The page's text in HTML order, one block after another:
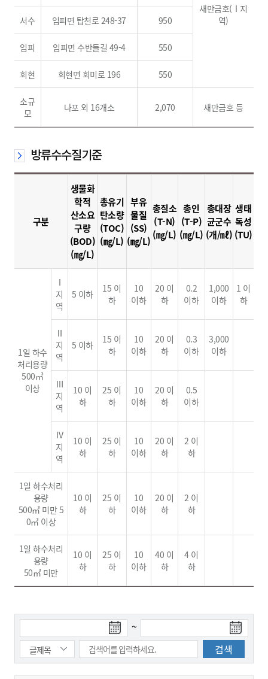
새만금호(Ⅰ지
역)
서수 임피면 탑천로 248-37 950
임피 임피면 수반들길 49-4 550
회현 회현면 회미로 196 550
소규
모
나포 외 16개소 2,070 새만금호 등
방류수수질기준
구분
생물화
학적
산소요
구량
(BOD)
(㎎/L)
총유기
탄소량
(TOC)
(㎎/L)
부유
물질
(SS)
(㎎/L)
총질소
(T-N)
(㎎/L)
총인
(T-P)
(㎎/L)
총대장
균군수
(개/㎖)
생태
독성
(TU)
1일 하수
처리용량
500㎥
이상
Ⅰ
지
역
5 이하
15 이
하
10
이하
20 이
하
0.2
이하
1,000
이하
1 이
하
Ⅱ
지
역
5 이하
15 이
하
10
이하
20 이
하
0.3
이하
3,000
이하
Ⅲ
지
역
10 이
하
25 이
하
10
이하
20 이
하
0.5
이하
Ⅳ
지
역
10 이
하
25 이
하
10
이하
20 이
하
2 이
하
1일 하수처리
용량
500㎥ 미만 5
0㎥ 이상
10 이
하
25 이
하
10
이하
20 이
하
2 이
하
1일 하수처리
용량
50㎥ 미만
10 이
하
25 이
하
10
이하
40 이
하
4 이
하
색
시
~
색
종